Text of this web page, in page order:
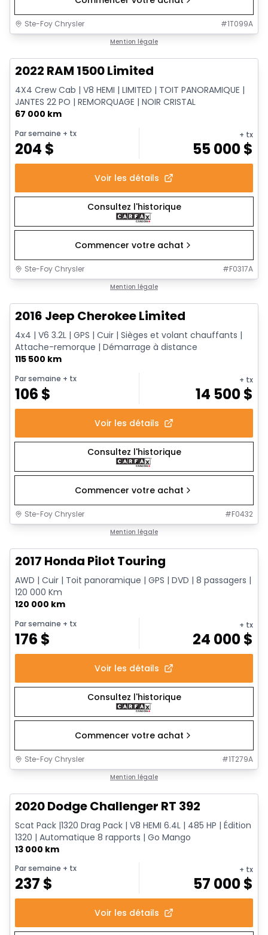
Ste-Foy Chrysler #1T099A
Mention légale
2022 RAM 1500 Limited
4X4 Crew Cab | V8 HEMI | LIMITED | TOIT PANORAMIQUE |
JANTES 22 PO | REMORQUAGE | NOIR CRISTAL
67 000 km
Par semaine + tx
204 $
+ tx
55 000$
Voir les détails
Consultez l'historique
Commencer votre achat
Ste-Foy Chrysler #F0317A
Mention légale
2016 Jeep Cherokee Limited
4x4 | V6 3.2L | GPS | Cuir | Sièges et volant chauffants |
Attache-remorque | Démarrage à distance
115 500 km
Par semaine + tx
106 $
+ tx
14 500$
Voir les détails
Consultez l'historique
Commencer votre achat
Ste-Foy Chrysler #F0432
Mention légale
2017 Honda Pilot Touring
AWD | Cuir | Toit panoramique | GPS | DVD | 8 passagers |
120 000 Km
120 000 km
Par semaine + tx
176 $
+ tx
24 000$
Voir les détails
Consultez l'historique
Commencer votre achat
Ste-Foy Chrysler #1T279A
Mention légale
2020 Dodge Challenger RT 392
Scat Pack |1320 Drag Pack | V8 HEMI 6.4L | 485 HP | Édition
1320 | Automatique 8 rapports | Go Mango
13 000 km
Par semaine + tx
237 $
+ tx
57 000$
Voir les détails